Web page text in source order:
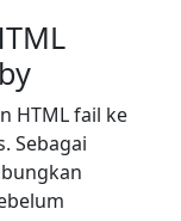
HTML fail ke
Sebagai